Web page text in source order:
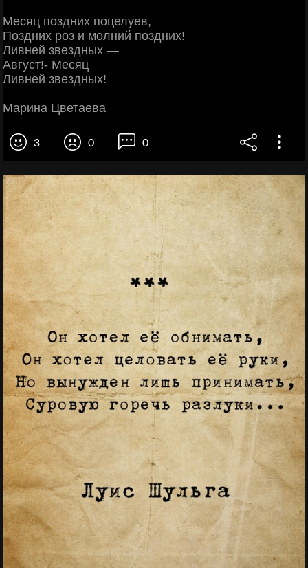
Месяц поздних поцелуев,
Поздних роз и молний поздних!
Ливней звездных —
Август!- Месяц
Ливней звездных!
Марина Цветаева
3 0 0